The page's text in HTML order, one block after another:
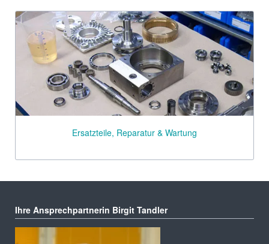
Ersatzteile, Reparatur & Wartung
Ihre Ansprechpartnerin Birgit Tandler